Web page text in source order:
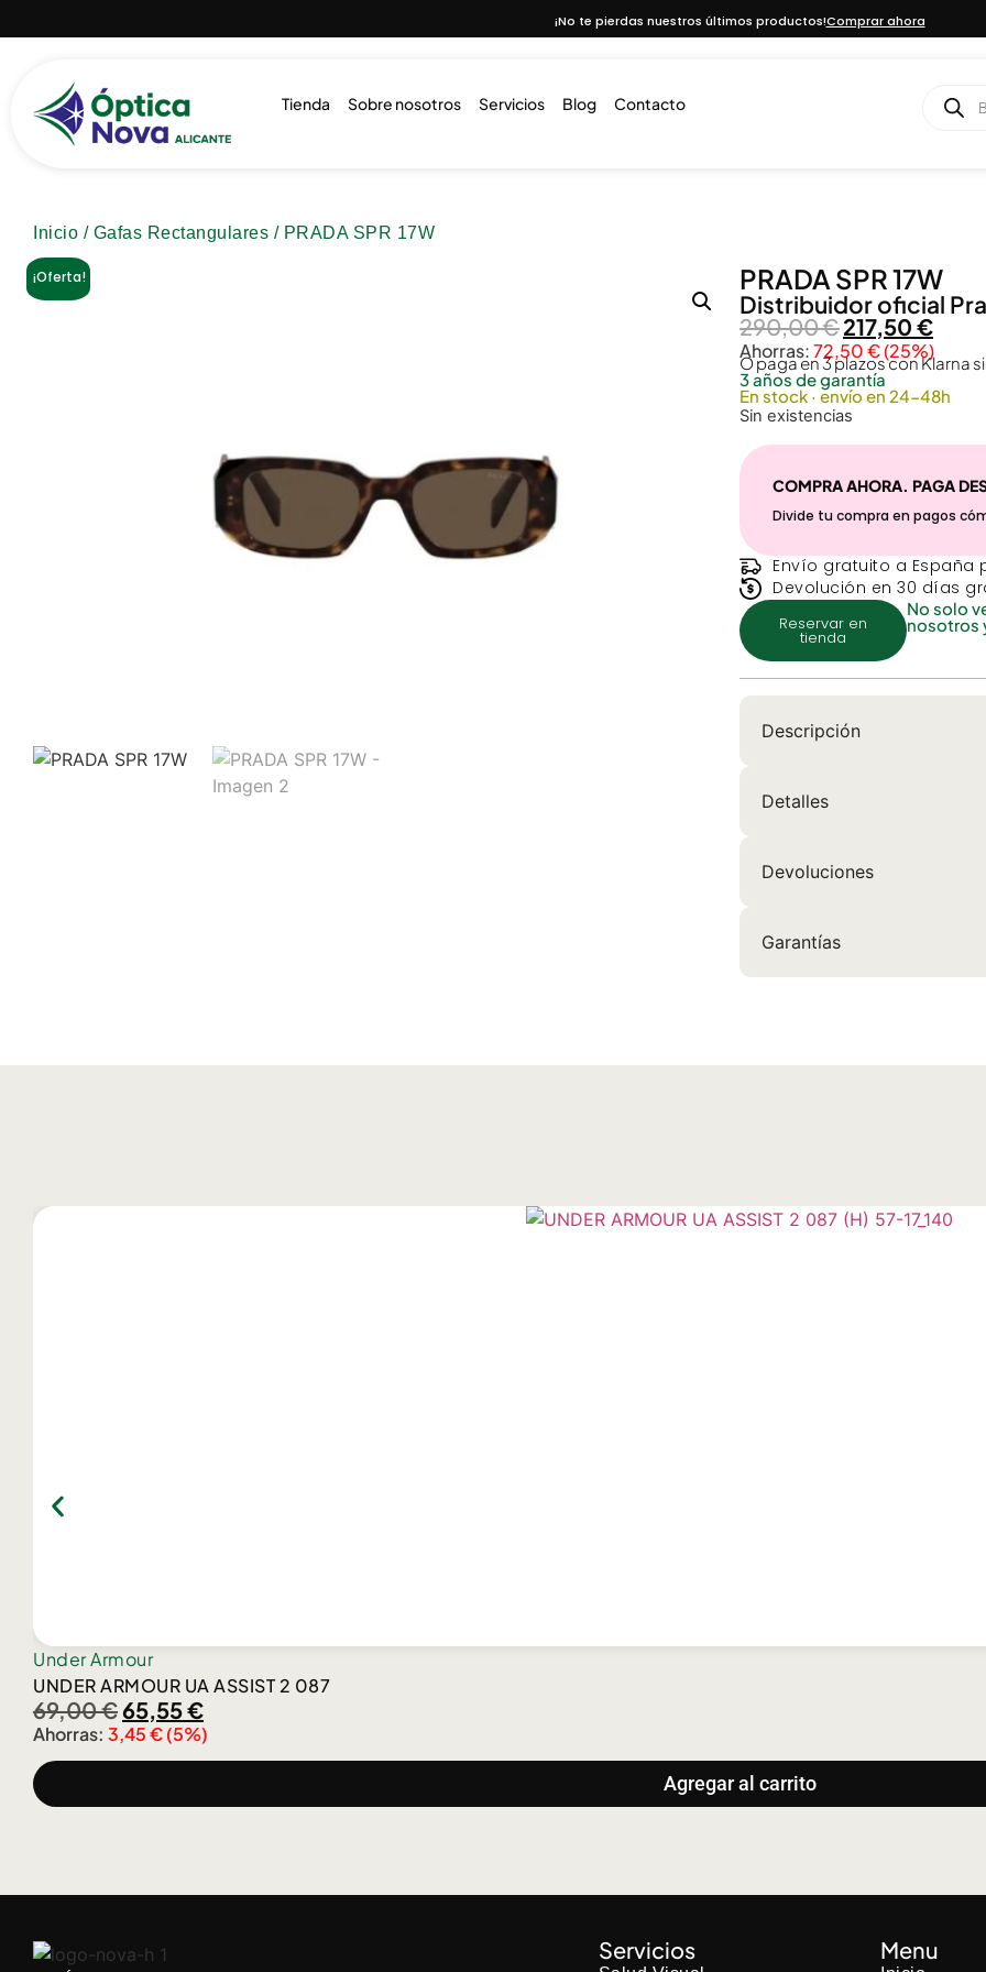
¡No te pierdas nuestros últimos productos!Comprar ahora
Tienda Sobre nosotros Servicios Blog Contacto
Inicio / Gafas Rectangulares / PRADA SPR 17W
¡Oferta! PRADA SPR 17W
Distribuidor oficial
290,00€217,50 €
Ahorras:72,50€(25%)
O paga en 3 plazos con Klarna
3 años de garantía
En stock · envío en 24-48h
Sin existencias
COMPRA AHORA. PAGA
Divide tu compra en pagos
Envío gratuito a España
Devolución en 30 días
Reservar en
tienda
No solo
nosotros
Descripción
Detalles
Devoluciones
Garantías
Under Armour
UNDER ARMOUR UA ASSIST 2 087
69,00€65,55€
Ahorras: 3,45€(5%)
Agregar al carrito
Servicios Menu